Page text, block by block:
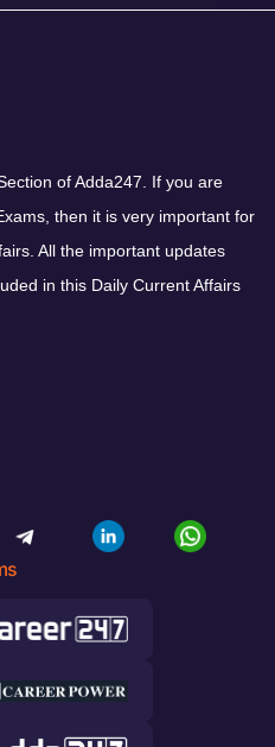
of Adda247. If you are
then it is very important for
All the important updates
in this Daily Current Affairs